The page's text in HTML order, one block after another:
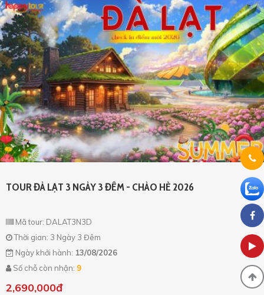
TOUR ĐÀ LẠT 3 NGÀY 3 ĐÊM - CHÀO HÈ 2026
Mã tour: DALAT3N3D
Thời gian: 3 Ngày 3 Đêm
Ngày khởi hành: 13/08/2026
Số chỗ còn nhận: 9
2,690,000đ